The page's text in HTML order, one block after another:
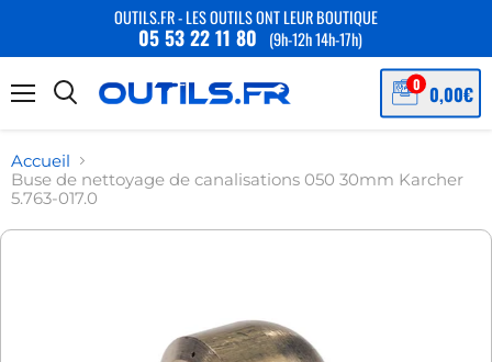
OUTILS.FR - LES OUTILS ONT LEUR BOUTIQUE
05 53 22 11 80 (9h-12h 14h-17h)
Accueil
Buse de nettoyage de canalisations 050 30mm Karcher
5.763-017.0